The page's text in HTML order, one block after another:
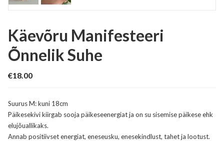
Käevõru Manifesteeri
Õnnelik Suhe
€18.00
Suurus M: kuni 18cm
Päikesekivi kiirgab sooja päikeseenergiat ja on su sisemise päikese ehk
elujõuallikaks.
Annab positiivset energiat, eneseusku, enesekindlust, tahet ja lootust.